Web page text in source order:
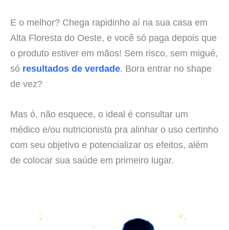
E o melhor? Chega rapidinho aí na sua casa em
Alta Floresta do Oeste, e você só paga depois que
o produto estiver em mãos! Sem risco, sem migué,
só resultados de verdade. Bora entrar no shape
de vez?
Mas ó, não esquece, o ideal é consultar um
médico e/ou nutricionista pra alinhar o uso certinho
com seu objetivo e potencializar os efeitos, além
de colocar sua saúde em primeiro lugar.